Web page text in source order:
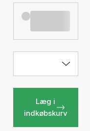
Læg i
indkøbskurv